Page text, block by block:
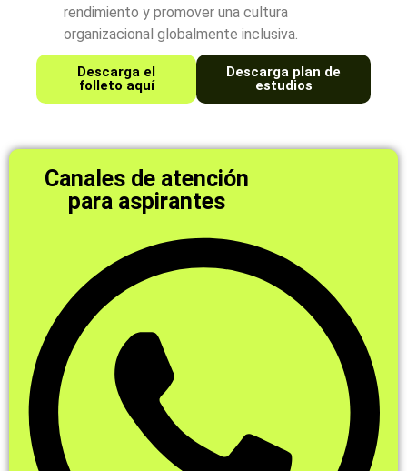
rendimiento y promover una cultura
organizacional globalmente inclusiva.
Descarga el
folleto aquí
Descarga plan de
estudios
Canales de atención
para aspirantes